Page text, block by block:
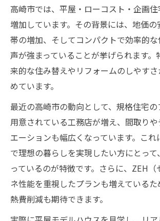
平屋・ローコスト企画住宅で失
び方
工務店選びで重視すべき平屋
条件
平屋・ローコスト住宅で後悔し
規格住宅のデメリットと賢い
平屋・ローコスト企画住宅の
ーケア
規格住宅を賢く活用した住まいづ
平屋・ローコスト企画住宅の
法
規格住宅で平屋暮らしを実現
高崎市では、平屋・ローコスト・企画
増加しています。その背景には、地価
帯の増加、そしてコンパクトで効率的
声が強まっていることが挙げられます。
来的な住み替えやリフォームのしやす
めています。
最近の高崎市の動向として、規格住宅
用意されている工務店が増え、間取り
エーションも幅広くなっています。これ
で理想の暮らしを実現したい方にとっ
っているのが特徴です。さらに、ZEH
ネ性能を重視したプランも増えている
熱費削減も期待できます。